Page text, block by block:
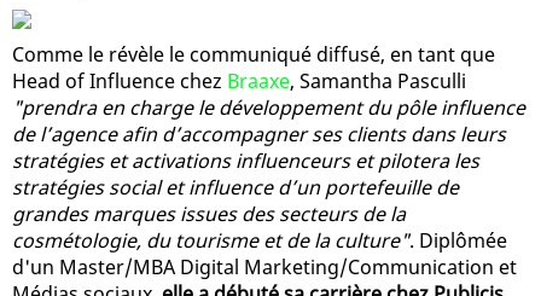
Comme le révèle le communiqué diffusé, en tant que
Head of Influence chez Braaxe, Samantha Pasculli
"prendra en charge le développement du pôle influence
de l’agence afin d’accompagner ses clients dans leurs
stratégies et activations influenceurs et pilotera les
stratégies social et influence d’un portefeuille de
grandes marques issues des secteurs de la
cosmétologie, du tourisme et de la culture". Diplômée
d'un Master/MBA Digital Marketing/Communication et